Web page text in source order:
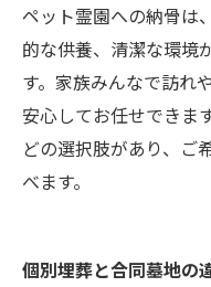
ペット霊園への納骨は
的な供養、清潔な環境
す。家族みんなで訪れ
安心してお任せできま
どの選択肢があり、ご
べます。
個別埋葬と合同墓地の